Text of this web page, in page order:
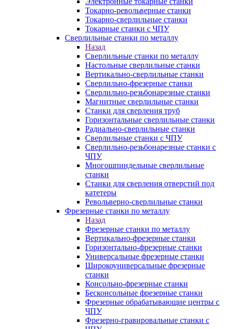
Токарно-револьверные станки
Токарно-сверлильные станки
Токарные станки с ЧПУ
Сверлильные станки по металлу
Назад
Сверлильные станки по металлу
Настольные сверлильные станки
Вертикально-сверлильные станки
Сверлильно-фрезерные станки
Сверлильно-резьбонарезные станки
Магнитные сверлильные станки
Станки для сверления труб
Горизонтальные сверлильные станки
Радиально-сверлильные станки
Сверлильные станки с ЧПУ
Сверлильно-резьбонарезные станки с
ЧПУ
Многошпиндельные сверлильные
станки
Станки для сверления отверстий под
катетеры
Револьверно-сверлильные станки
Фрезерные станки по металлу
Назад
Фрезерные станки по металлу
Вертикально-фрезерные станки
Горизонтально-фрезерные станки
Универсальные фрезерные станки
Широкоуниверсальные фрезерные
станки
Консольно-фрезерные станки
Бесконсольные фрезерные станки
Фрезерные обрабатывающие центры с
ЧПУ
Фрезерно-гравировальные станки с